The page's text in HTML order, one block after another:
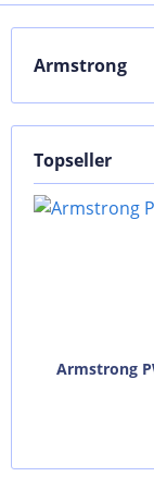
Armstrong
Topseller
Armstrong